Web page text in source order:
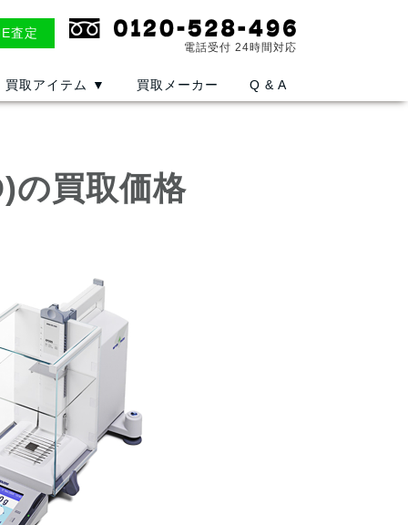
査定
電話受付 24時間対応
買取アイテム ▼ 買取メーカー Q & A
の買取価格